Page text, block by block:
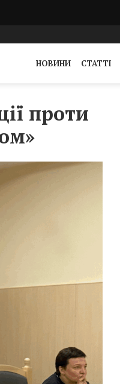
НОВИНИ СТАТТІ
проти